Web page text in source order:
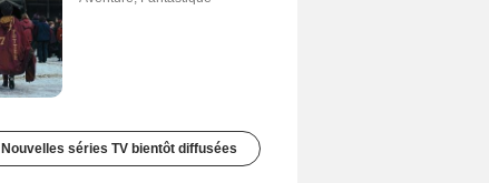
Nouvelles séries TV bientôt diffusées